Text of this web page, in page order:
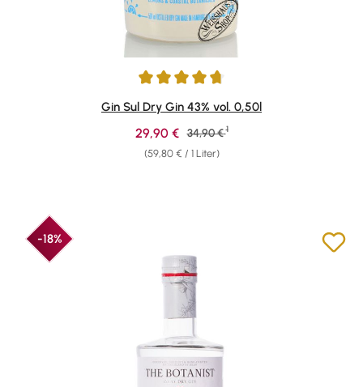
Durchschnittliche Bewertung von 4.82 von 5 Sternen
Gin Sul Dry Gin 43% vol. 0,50l
(59,80 € / 1 Liter)
Verkaufspreis:
29,90 € Regulärer Preis:
34,90 € 1
-18%